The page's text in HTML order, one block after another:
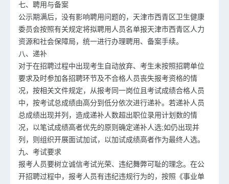
七、聘用与备案
公示期满后，没有影响聘用问题的，天津市西青区卫生健康
委员会按照有关规定将拟聘用人员名单报天津市西青区人力
资源和社会保障局，统一进行办理聘用、备案手续。
八、递补
对于在招聘过程中出现考生自动放弃、考生未按照招聘单位
要求及时参加各招聘环节及不合格人员丧失报考资格的情
况，按相关文件规定，从报考同一岗位且考试成绩合格人员
中，按考试总成绩由高分到低分依次进行递补。若递补人员
总成绩出现并列，造成递补人数超出职位录用计划数的情
况，以笔试成绩高者优先的原则确定递补人选;如仍出现并
列，则组织开展面试加试，以加试成绩高者作为最终人选。
九、考试要求
报考人员要树立诚信考试光荣、违纪舞弊可耻的理念。在公
开招聘过程中，报考人员有违纪违规行为的，按照《事业单